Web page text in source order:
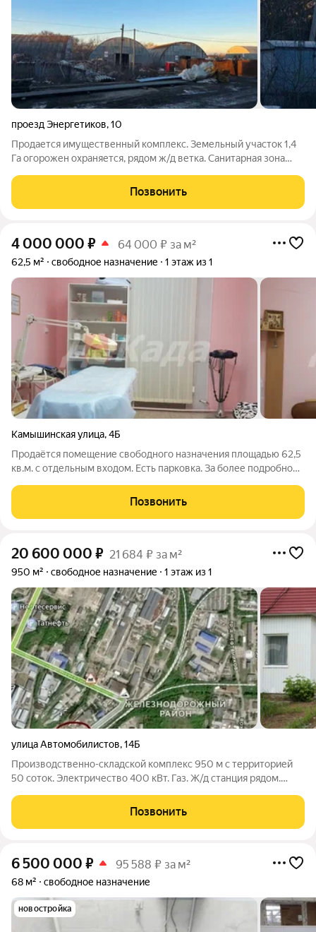
проезд Энергетиков,10
Продается имущественный комплекс. Земельный участок 1,4
Га огорожен охраняется, рядом ж/д ветка. Санитарная зона
стороне. ГРПШ до 5,5 млн куб год. На территории
расположены ангары металлические,
Позвонить
4 000 000 ₽ 64 000 ₽ за м²
62,5 м² свободное назначение 1 этаж из 1
Камышинская улица,4Б
Продаётся помещение свободного назначения площадью 62,5
кв.м. с отдельным входом. Есть парковка. За более подробной
объявлении, или напишите сообщение в любое удобное для
вас время.
Позвонить
20 600 000 ₽ 21 684 ₽ за м²
950 м² свободное назначение 1 этаж из 1
улица Автомобилистов,14Б
Производственно-складской комплекс 950 м с территорией
50 соток. Электричество 400 кВт. Газ. Ж/д станция рядом.
комплекс, который идеально подойдет для размещения
производства, логистического
Позвонить
6 500 000 ₽ 95 588 ₽ за м²
68 м² свободное назначение
новостройка